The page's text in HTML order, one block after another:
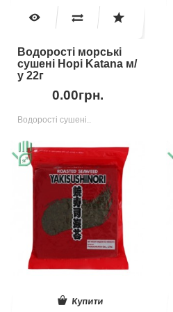
Водорості морські
сушені Норі Katana м/
у 22г
0.00грн.
Водорості сушені..
Купити